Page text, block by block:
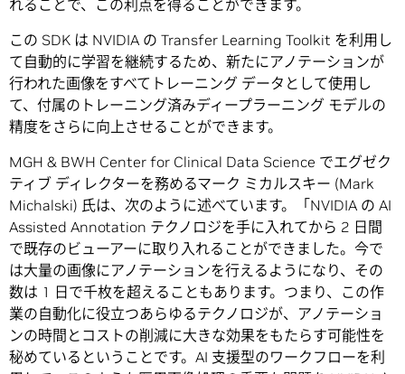
れることで、この利点を得ることができます。
この SDK は NVIDIA の Transfer Learning Toolkit を利用し
て自動的に学習を継続するため、新たにアノテーションが
行われた画像をすべてトレーニング データとして使用し
て、付属のトレーニング済みディープラーニング モデルの
精度をさらに向上させることができます。
MGH & BWH Center for Clinical Data Science でエグゼク
ティブ ディレクターを務めるマーク ミカルスキー (Mark
Michalski) 氏は、次のように述べています。「NVIDIA の AI
Assisted Annotation テクノロジを手に入れてから 2 日間
で既存のビューアーに取り入れることができました。今で
は大量の画像にアノテーションを行えるようになり、その
数は 1 日で千枚を超えることもあります。つまり、この作
業の自動化に役立つあらゆるテクノロジが、アノテーショ
ンの時間とコストの削減に大きな効果をもたらす可能性を
秘めているということです。AI 支援型のワークフローを利